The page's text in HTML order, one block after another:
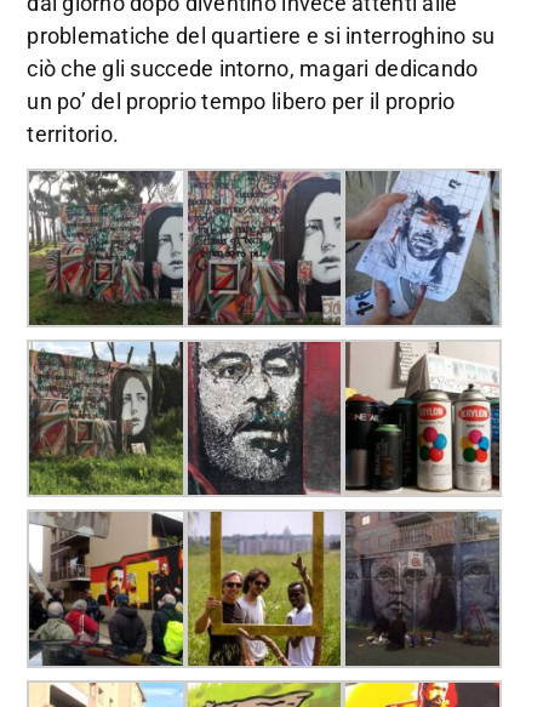
problematiche del quartiere e si interroghino su
ciò che gli succede intorno, magari dedicando
un po’ del proprio tempo libero per il proprio
territorio.